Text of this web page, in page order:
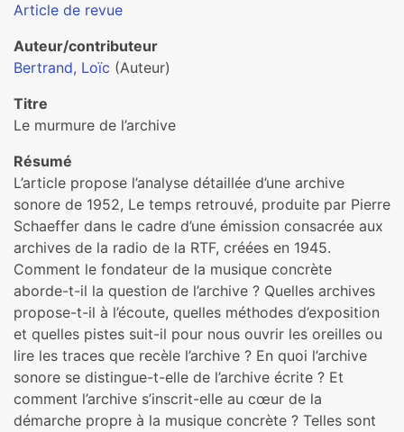
Article de revue
Auteur/contributeur
Bertrand, Loïc (Auteur)
Titre
Le murmure de l’archive
Résumé
L’article propose l’analyse détaillée d’une archive
sonore de 1952, Le temps retrouvé, produite par Pierre
Schaeffer dans le cadre d’une émission consacrée aux
archives de la radio de la RTF, créées en 1945.
Comment le fondateur de la musique concrète
aborde-t-il la question de l’archive ? Quelles archives
propose-t-il à l’écoute, quelles méthodes d’exposition
et quelles pistes suit-il pour nous ouvrir les oreilles ou
lire les traces que recèle l’archive ? En quoi l’archive
sonore se distingue-t-elle de l’archive écrite ? Et
comment l’archive s’inscrit-elle au cœur de la
démarche propre à la musique concrète ? Telles sont